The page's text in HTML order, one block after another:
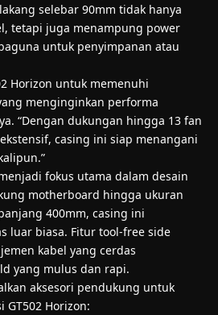
selebar 90mm tidak hanya
tetapi juga menampung power
untuk penyimpanan atau
Horizon untuk memenuhi
menginginkan performa
“Dengan dukungan hingga 13 fan
casing ini siap menangani
fokus utama dalam desain
motherboard hingga ukuran
400mm, casing ini
luar biasa. Fitur tool-free side
kabel yang cerdas
yang mulus dan rapi.
aksesori pendukung untuk
GT502 Horizon: